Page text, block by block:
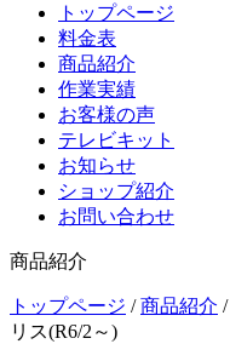
トップページ
料金表
商品紹介
作業実績
お客様の声
テレビキット
お知らせ
ショップ紹介
お問い合わせ
商品紹介
トップページ /商品紹介 /
リス(R6/2～)